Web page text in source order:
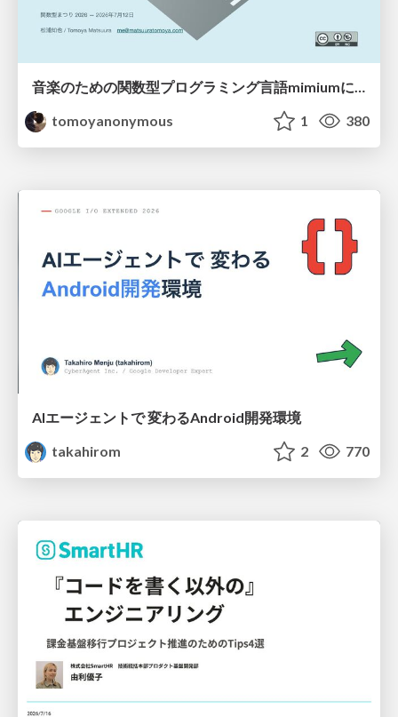
tomoyanonymous
1 380
AIエージェントで 変わるAndroid開発環境
takahirom
2 770